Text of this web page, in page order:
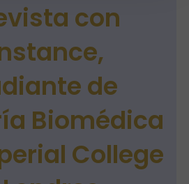
con
de
Biomédica
College